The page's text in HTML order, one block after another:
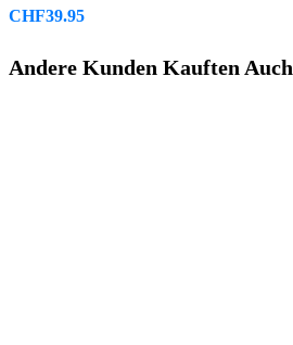
CHF39.95
Andere Kunden Kauften Auch